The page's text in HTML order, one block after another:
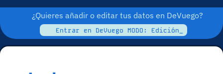
¿Quieres añadir o editar tus datos en DeVuego?
Entrar en DeVuego MODO: Edición_